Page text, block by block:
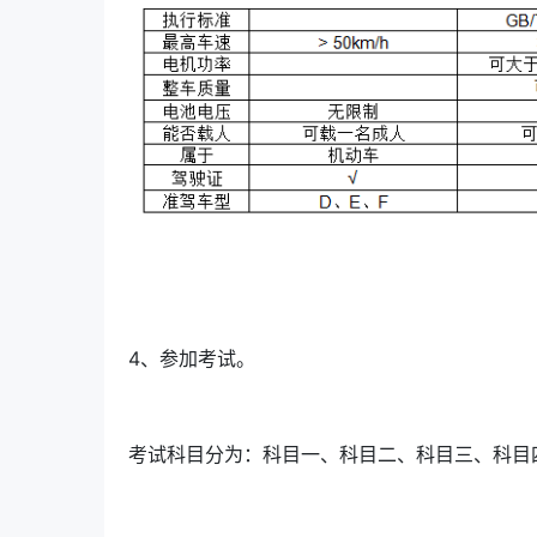
4、参加考试。
考试科目分为：科目一、科目二、科目三、科目